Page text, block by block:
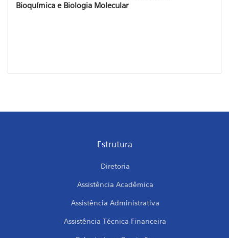
Bioquímica e Biologia Molecular
Estrutura
Diretoria
Assistência Acadêmica
Assistência Administrativa
Assistência Técnica Financeira